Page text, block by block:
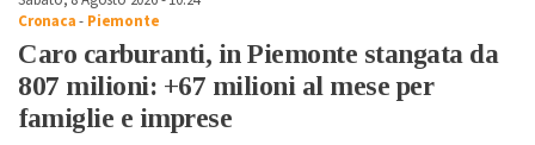
Cronaca- Piemonte
Caro carburanti, in Piemonte stangata da
807 milioni: +67 milioni al mese per
famiglie e imprese